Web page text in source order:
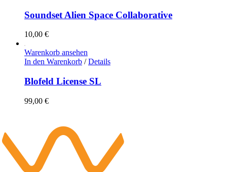
Soundset Alien Space Collaborative
10,00 €
Warenkorb ansehen
In den Warenkorb / Details
Blofeld License SL
99,00 €